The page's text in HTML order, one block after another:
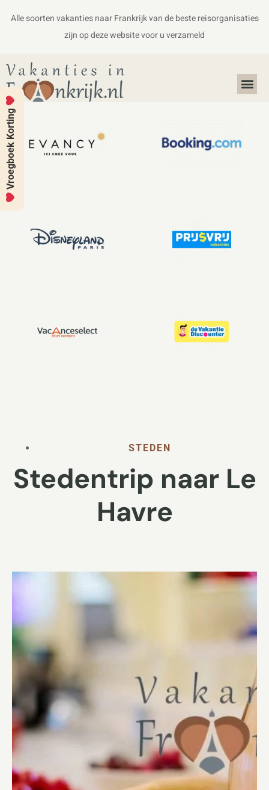
Alle soorten vakanties naar Frankrijk van de beste reisorganisaties
zijn op deze website voor u verzameld
STEDEN
Stedentrip naar Le
Havre
Vroegboek Korting